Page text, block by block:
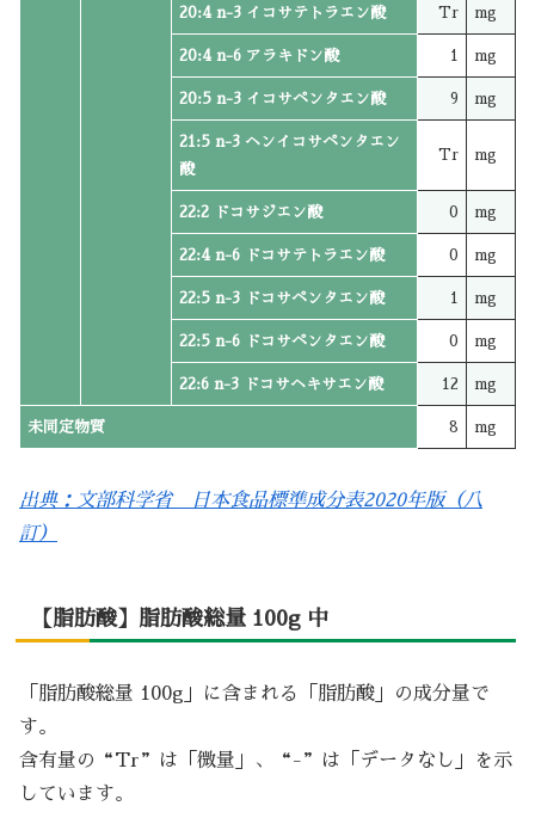
20:4 n-3 イコサテトラエン酸 Tr mg
20:4 n-6 アラキドン酸 1 mg
20:5 n-3 イコサペンタエン酸 9 mg
21:5 n-3 ヘンイコサペンタエン
酸
Tr mg
22:2 ドコサジエン酸 0 mg
22:4 n-6 ドコサテトラエン酸 0 mg
22:5 n-3 ドコサペンタエン酸 1 mg
22:5 n-6 ドコサペンタエン酸 0 mg
22:6 n-3 ドコサヘキサエン酸 12 mg
未同定物質 8 mg
出典：文部科学省 日本食品標準成分表2020年版（八
訂）
【脂肪酸】脂肪酸総量 100g 中
「脂肪酸総量 100g」に含まれる「脂肪酸」の成分量で
す。
含有量の“Tr”は「微量」、“-”は「データなし」を示
しています。